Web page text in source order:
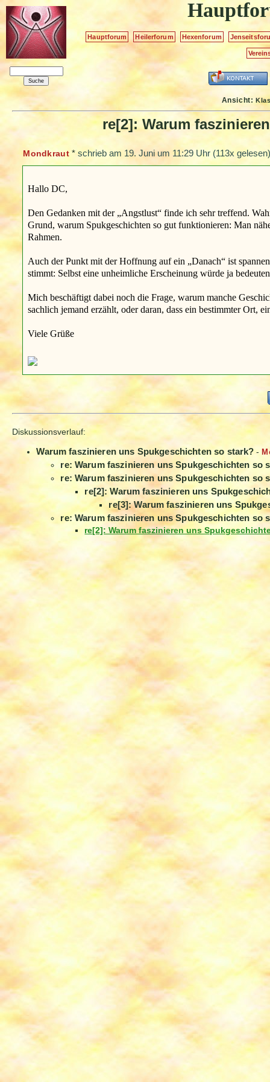
Hauptforum Heilerforum Hexenforum
Ansicht:
re[2]: Warum
Mondkraut* schrieb am 19. Juni um 11:29 Uhr(113x
Hallo DC,
Den Gedanken mit der „Angstlust“ finde ich sehr treffend.
Grund, warum Spukgeschichten so gut funktionieren: Man
Rahmen.
Auch der Punkt mit der Hoffnung auf ein „Danach“ ist
stimmt: Selbst eine unheimliche Erscheinung würde ja
Mich beschäftigt dabei noch die Frage, warum manche
sachlich jemand erzählt, oder daran, dass ein bestimmter Ort,
Viele Grüße
Diskussionsverlauf:
Warum faszinieren uns Spukgeschichten so stark? -
re: Warum faszinieren uns Spukgeschichten so
re: Warum faszinieren uns Spukgeschichten so
re[2]: Warum faszinieren uns
re[3]: Warum faszinieren uns
re: Warum faszinieren uns Spukgeschichten so
re[2]: Warum faszinieren uns